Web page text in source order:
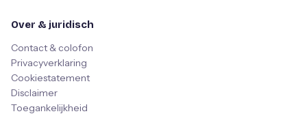
Over & juridisch
Contact & colofon
Privacyverklaring
Cookiestatement
Disclaimer
Toegankelijkheid